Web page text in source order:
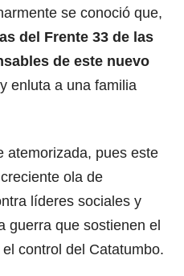
se conoció que,
del Frente 33 de las
de este nuevo
enluta a una familia
atemorizada, pues este
ola de
líderes sociales y
guerra que sostienen el
control del Catatumbo.